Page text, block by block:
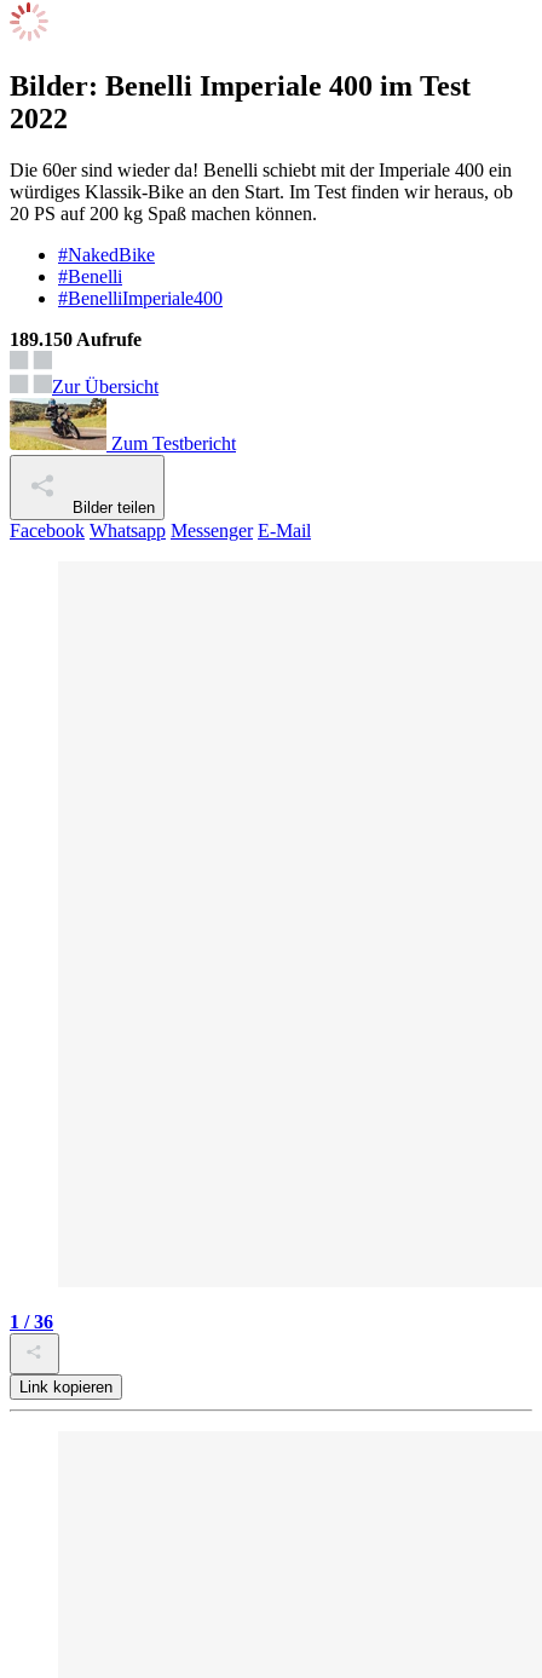
Bilder: Benelli Imperiale 400 im Test
2022
Die 60er sind wieder da! Benelli schiebt mit der Imperiale 400 ein
würdiges Klassik-Bike an den Start. Im Test finden wir heraus, ob
20 PS auf 200 kg Spaß machen können.
#NakedBike
#Benelli
#BenelliImperiale400
189.150 Aufrufe
Zur Übersicht
Zum Testbericht
Bilder teilen
Facebook Whatsapp Messenger E-Mail
1 / 36
Link kopieren